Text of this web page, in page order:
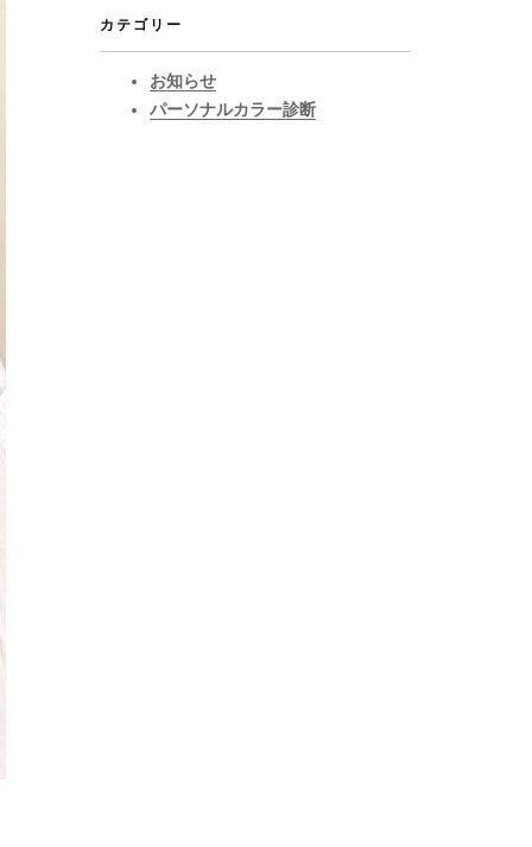
カテゴリー
お知らせ
パーソナルカラー診断